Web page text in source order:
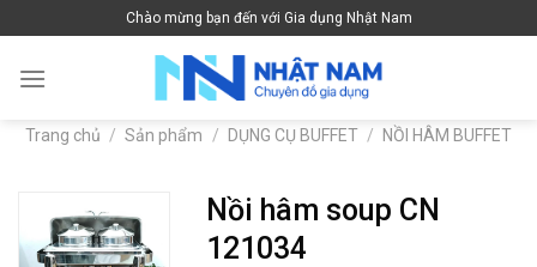
to
content
Chào mừng bạn đến với Gia dụng Nhật Nam
Trang chủ / Sản phẩm / DỤNG CỤ BUFFET / NỒI HÂM BUFFET
Nồi hâm soup CN
121034